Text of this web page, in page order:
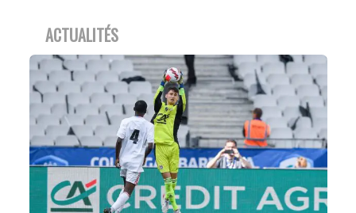
ACTUALITÉS